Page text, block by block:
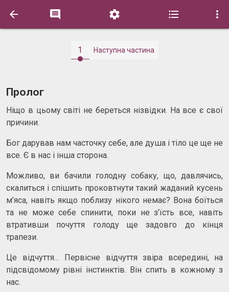
    
1 Наступна частина
Пролог
Ніщо в цьому світі не береться нізвідки. На все є свої
причини.
Бог дарував нам часточку себе, але душа і тіло це ще не
все. Є в нас і інша сторона.
Можливо, ви бачили голодну собаку, що, давлячись,
скалиться і спішить проковтнути такий жаданий кусень
м’яса, навіть якщо поблизу нікого немає? Вона боїться
та не може себе спинити, поки не з’їсть все, навіть
втративши почуття голоду ще задовго до кінця
трапези.
Це відчуття… Первісне відчуття звіра всередині, на
підсвідомому рівні інстинктів. Він спить в кожному з
нас.